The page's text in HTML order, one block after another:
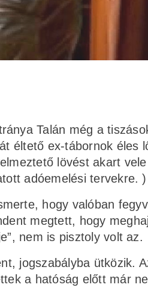
Talán még a
éltető ex-tábornok éles
lövést akart
adóemelési tervekre. )
hogy valóban
megtett, hogy
nem is pisztoly volt az.
jogszabályba ütközik.
a hatóság előtt már